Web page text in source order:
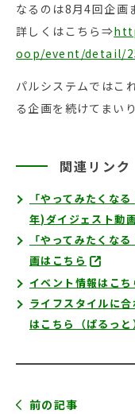
なるのは8月4回企画
詳しくはこちら⇒
oop/event/detail/
パルシステムではこ
る企画を続けてまいり
関連リンク
「やってみたくな
年)ダイジェスト動
「やってみたくな
画はこちら
イベント情報はこち
ライフスタイルに
はこちら（ぱるっと
前の記事